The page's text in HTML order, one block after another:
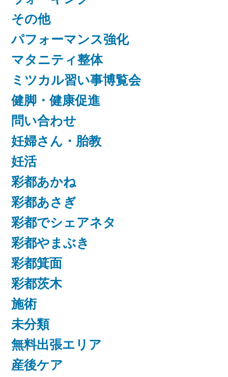
その他
パフォーマンス強化
マタニティ整体
ミツカル習い事博覧会
健脚・健康促進
問い合わせ
妊婦さん・胎教
妊活
彩都あかね
彩都あさぎ
彩都でシェアネタ
彩都やまぶき
彩都箕面
彩都茨木
施術
未分類
無料出張エリア
産後ケア